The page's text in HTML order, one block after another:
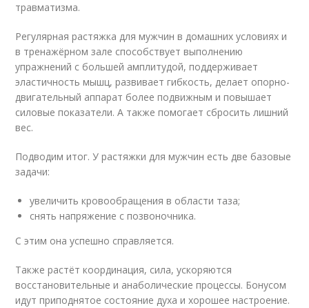
травматизма.
Регулярная растяжка для мужчин в домашних условиях и
в тренажёрном зале способствует выполнению
упражнений с большей амплитудой, поддерживает
эластичность мышц, развивает гибкость, делает опорно-
двигательный аппарат более подвижным и повышает
силовые показатели. А также помогает сбросить лишний
вес.
Подводим итог. У растяжки для мужчин есть две базовые
задачи:
увеличить кровообращения в области таза;
снять напряжение с позвоночника.
С этим она успешно справляется.
Также растёт координация, сила, ускоряются
восстановительные и анаболические процессы. Бонусом
идут приподнятое состояние духа и хорошее настроение.